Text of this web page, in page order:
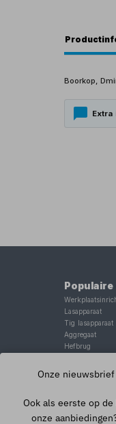
Boorkop,
Lasapparaat
Tig lasapparaat
Aggregaat
Hefbrug
Schaarlift
Onze nieuwsbrief
Ook als eerste op
onze